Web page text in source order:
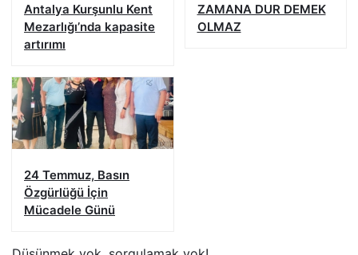
Antalya Kurşunlu Kent
Mezarlığı’nda kapasite
artırımı
ZAMANA DUR DEMEK
OLMAZ
24 Temmuz, Basın
Özgürlüğü İçin
Mücadele Günü